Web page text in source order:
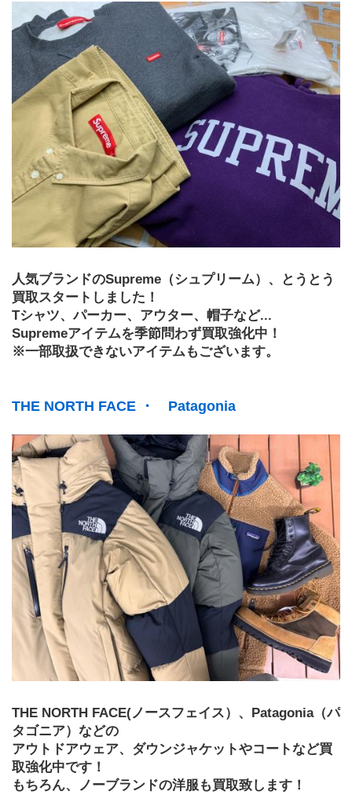
人気ブランドのSupreme（シュプリーム）、とうとう
買取スタートしました！
Tシャツ、パーカー、アウター、帽子など...
Supremeアイテムを季節問わず買取強化中！
※一部取扱できないアイテムもございます。
THE NORTH FACE ・　Patagonia
THE NORTH FACE(ノースフェイス）、Patagonia（パ
タゴニア）などの
アウトドアウェア、ダウンジャケットやコートなど買
取強化中です！
もちろん、ノーブランドの洋服も買取致します！